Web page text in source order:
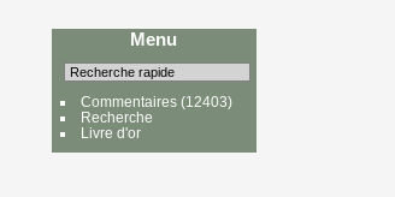
Menu
Commentaires(12403)
Recherche
Livre d'or